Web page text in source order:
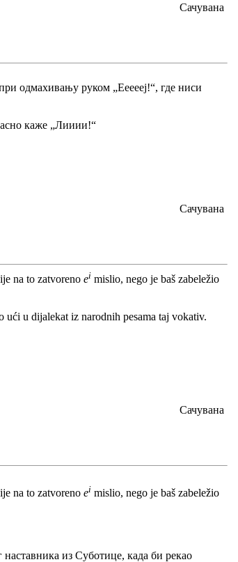
Сачувана
одмахивању руком „Еееееј!“, где ниси
каже „Лииии!“
Сачувана
na to zatvoreno ei mislio, nego je baš zabeležio
u dijalekat iz narodnih pesama taj vokativ.
Сачувана
na to zatvoreno ei mislio, nego je baš zabeležio
наставника из Суботице, када би рекао